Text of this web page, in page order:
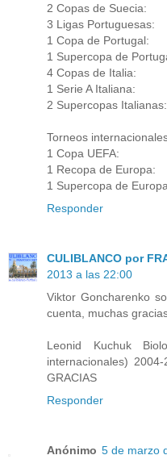
2 Copas de Suecia:
3 Ligas Portuguesas:
1 Copa de Portugal:
1 Supercopa de
4 Copas de Italia:
1 Serie A Italiana:
2 Supercopas Italianas:
Torneos
1 Copa UEFA:
1 Recopa de Europa:
1 Supercopa de
Responder
CULIBLANCO por
2013 a las 22:00
Viktor Goncharenko
cuenta, muchas
Leonid Kuchuk
internacionales)
GRACIAS
Responder
Anónimo 5 de marzo